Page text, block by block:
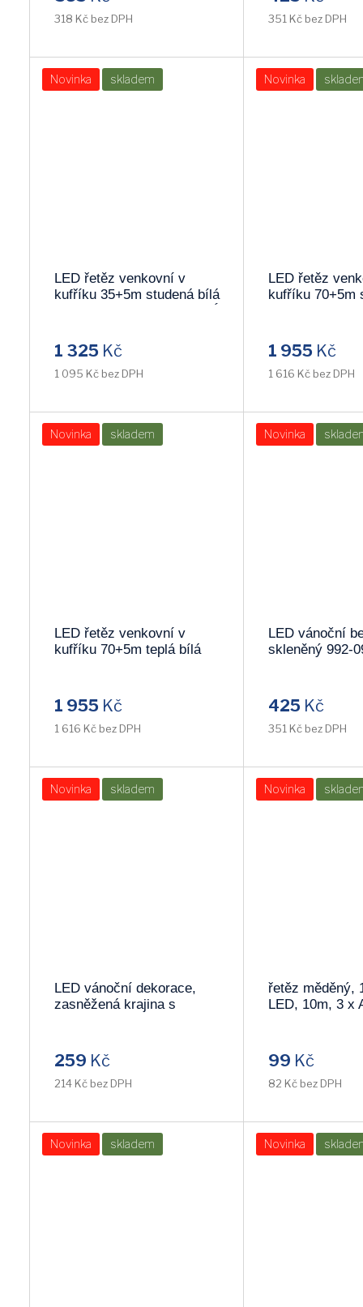
318 Kč bez DPH 351 Kč bez DPH
Novinka skladem
LED řetěz venkovní v
kufříku 35+5m studená bílá
1 325 Kč
1 095 Kč bez DPH
Novinka
LED řetěz
kufříku 70+5m
1 955 Kč
1 616 Kč bez DPH
Novinka skladem
LED řetěz venkovní v
kufříku 70+5m teplá bílá
1 955 Kč
1 616 Kč bez DPH
Novinka
LED vánoční
skleněný 992-
425 Kč
351 Kč bez DPH
Novinka skladem
LED vánoční dekorace,
zasněžená krajina s
259 Kč
214 Kč bez DPH
Novinka
řetěz měděný,
LED, 10m, 3 x
99 Kč
82 Kč bez DPH
Novinka skladem Novinka